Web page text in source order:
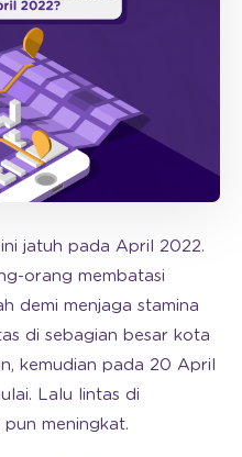
jatuh pada April 2022.
orang membatasi
demi menjaga stamina
di sebagian besar kota
kemudian pada 20 April
Lalu lintas di
meningkat.